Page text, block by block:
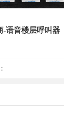
-语音楼层呼叫器